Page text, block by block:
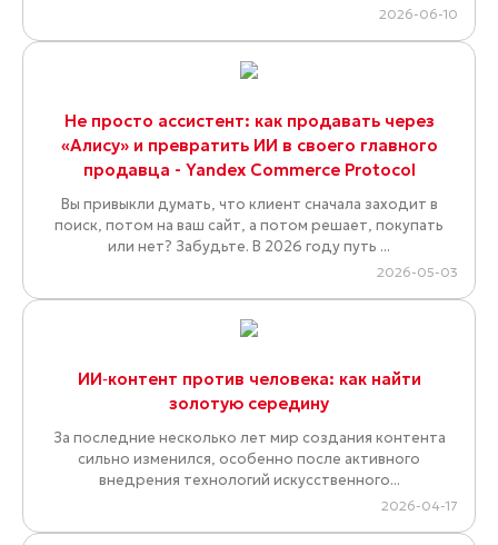
2026-06-10
Не просто ассистент: как продавать через
«Алису» и превратить ИИ в своего главного
продавца - Yandex Commerce Protocol
Вы привыкли думать, что клиент сначала заходит в
поиск, потом на ваш сайт, а потом решает, покупать
или нет? Забудьте. В 2026 году путь ...
2026-05-03
ИИ‑контент против человека: как найти
золотую середину
За последние несколько лет мир создания контента
сильно изменился, особенно после активного
внедрения технологий искусственного...
2026-04-17